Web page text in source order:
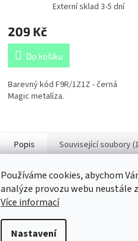
Používáme cookies, abychom
analýze provozu webu neustále
Více informací
Nastavení
Externí sklad 3-5 dní
209 Kč
Do košíku
Barevný kód F9R/1Z1Z - černá
Magic metalíza.
Popis Související soubory
Detailní popis produktu
Autokosmetika z nabídky Škoda
špičkové autokosmetiky, která
kolekce se řadí i lakové stužky,